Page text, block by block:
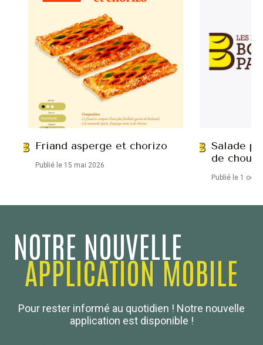
Friand asperge et chorizo
Publié le 15 mai 2026
Salade
de chou-
Publié le 1
NOTRE NOUVELLE
APPLICATION MOBILE
Pour rester informé au quotidien ! Notre nouvelle
application est disponible !
Boulanger de France